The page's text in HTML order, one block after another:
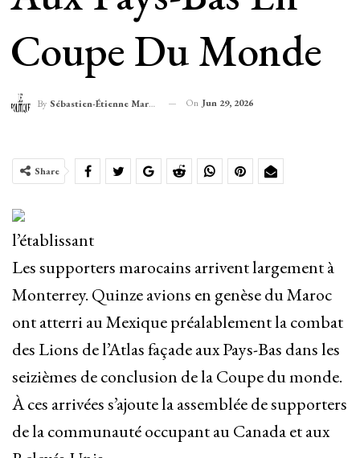
Coupe Du Monde
By Sébastien-Étienne Marechal On Jun 29, 2026
Share
l’établissant
Les supporters marocains arrivent largement à
Monterrey. Quinze avions en genèse du Maroc
ont atterri au Mexique préalablement la combat
des Lions de l’Atlas façade aux Pays-Bas dans les
seizièmes de conclusion de la Coupe du monde.
À ces arrivées s’ajoute la assemblée de supporters
de la communauté occupant au Canada et aux